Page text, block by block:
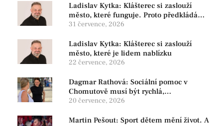
Ladislav Kytka: Klášterec si zaslouží
město, které funguje. Proto předkládáme
program, který řeší skutečné problémy
31 července, 2026
Ladislav Kytka: Klášterec si zaslouží
město, které je lidem nablízku
22 července, 2026
Dagmar Rathová: Sociální pomoc v
Chomutově musí být rychlá,
srozumitelná a férová. Ne udržovat lidi v
20 července, 2026
Martin Pešout: Sport dětem mění život. A